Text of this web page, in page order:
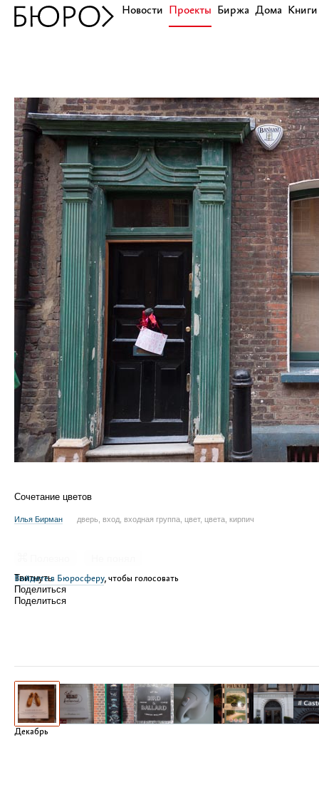
Новости Проекты Биржа Дома Книги
Сочетание цветов
Илья Бирман дверь, вход, входная группа, цвет, цвета, кирпич
Войдите в Бюросферу, чтобы голосовать
Твитнуть
Поделиться
Поделиться
Декабрь